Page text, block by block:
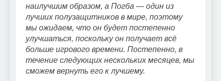
наилучшим образом, а Погба — один из
лучших полузащитников в мире, поэтому
мы ожидаем, что он будет постепенно
улучшаться, поскольку он получает всё
больше игрового времени. Постепенно, в
течение следующих нескольких месяцев, мы
сможем вернуть его к лучшему.